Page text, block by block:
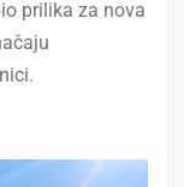
prilika za nova